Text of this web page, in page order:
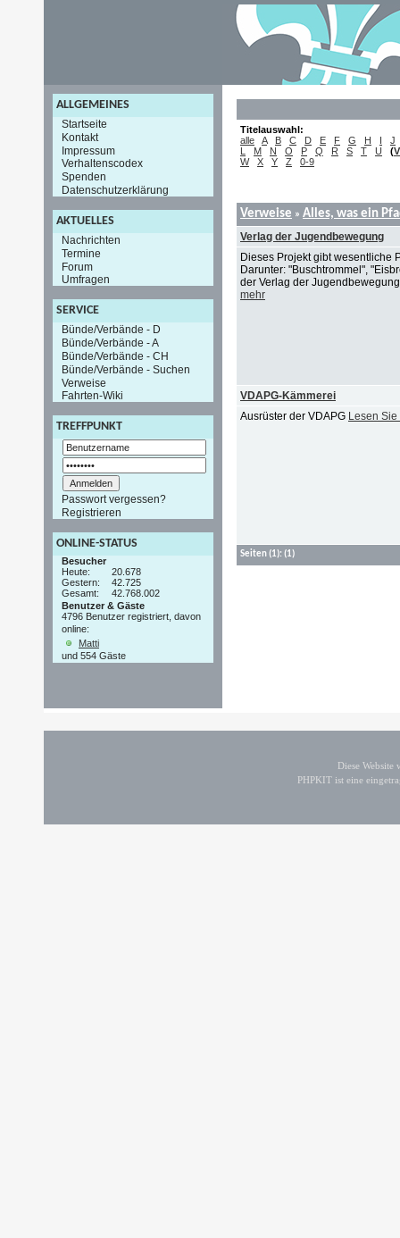
ALLGEMEINES
Startseite
Kontakt
Impressum
Verhaltenscodex
Spenden
Datenschutzerklärung
AKTUELLES
Nachrichten
Termine
Forum
Umfragen
SERVICE
Bünde/Verbände - D
Bünde/Verbände - A
Bünde/Verbände - CH
Bünde/Verbände - Suchen
Verweise
Fahrten-Wiki
TREFFPUNKT
Passwort vergessen?
Registrieren
ONLINE-STATUS
Besucher
Heute:
20.678
Gestern:
42.725
Gesamt:
42.768.002
Benutzer & Gäste
4796 Benutzer registriert, davon
online:
Matti
und 554 Gäste
Titelauswahl:
alle
A B C D E F G H I
J
L
M N O P Q R S T U (V
W
X Y Z 0-9
Verweise » Alles, was ein
Verlag der Jugendbewegung
Dieses Projekt gibt wesentliche
Darunter: "Buschtrommel",
der Verlag der
mehr
VDAPG-Kämmerei
Ausrüster der VDAPG Lesen Sie
Seiten(1): (1)
Diese
PHPKIT ist eine